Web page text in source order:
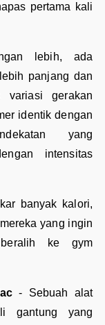
pertama kali
lebih, ada
panjang dan
variasi gerakan
identik dengan
yang
intensitas
banyak kalori,
yang ingin
ke gym
- Sebuah alat
gantung yang